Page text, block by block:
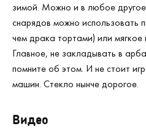
зимой. Можно и в любое
снарядов можно использовать
чем драка тортами) или
Главное, не закладывать в
помните об этом. И не стоит
машин. Стекло нынче дорогое.
Видео